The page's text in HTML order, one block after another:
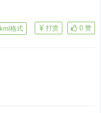
kml格式 0 赞
打赏